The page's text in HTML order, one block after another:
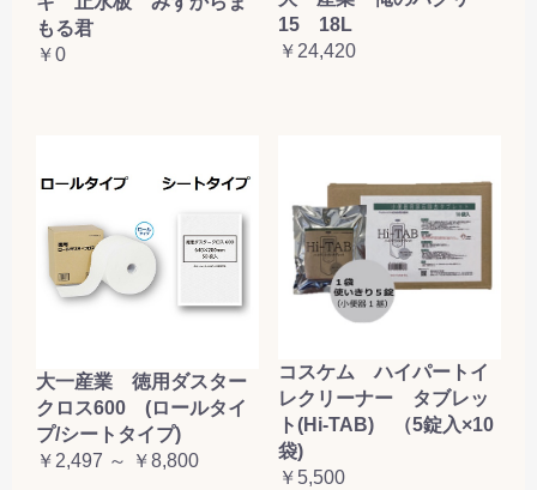
もる君
￥0
15 18L
￥24,420
大一産業 徳用ダスター
クロス600 (ロールタイ
プ/シートタイプ)
￥2,497 ～ ￥8,800
コスケム ハイパートイ
レクリーナー タブレッ
ト(Hi-TAB) （5錠入×10
袋)
￥5,500